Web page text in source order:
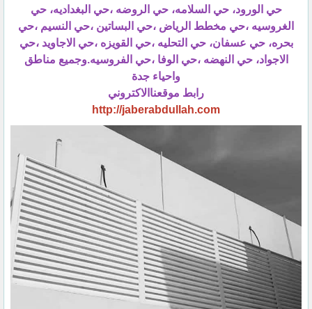
حي الورود، حي السلامه، حي الروضه ،حي البغداديه، حي
الغروسيه ،حي مخطط الرياض ،حي البساتين ،حي النسيم ،حي
بحره، حي عسفان، حي التحليه ،حي القويزه ،حي الاجاويد ،حي
الاجواد، حي النهضه ،حي الوفا ،حي الفروسيه.وجميع مناطق
واحياء جدة
رابط موقعناالاكتروني
http://jaberabdullah.com